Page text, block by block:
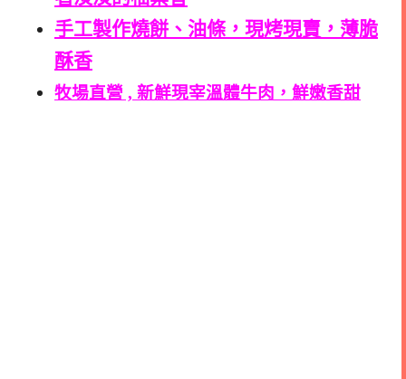
手工製作燒餅、油條，現烤現賣，薄脆
酥香
牧場直營 , 新鮮現宰溫體牛肉，鮮嫩香甜